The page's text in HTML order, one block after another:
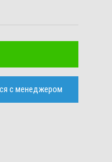
с менеджером